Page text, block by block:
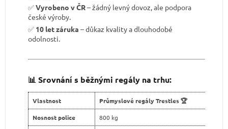
✅Vyrobeno v ČR– žádný levný dovoz, ale podpora
české výroby.
✅ 10 let záruka – důkaz kvality a dlouhodobé
odolnosti.
📊 Srovnání s běžnými regály na trhu:
Vlastnost Průmyslové regály Trestles 🏆
Nosnost police 800 kg